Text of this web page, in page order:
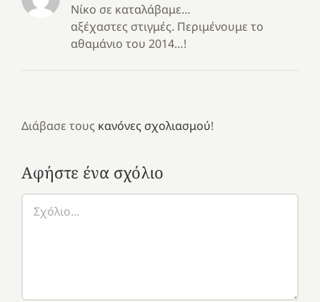
Νίκο σε καταλάβαμε…
αξέχαστες στιγμές. Περιμένουμε το
αθαμάνιο του 2014…!
Διάβασε τους κανόνες σχολιασμού!
Αφήστε ένα σχόλιο